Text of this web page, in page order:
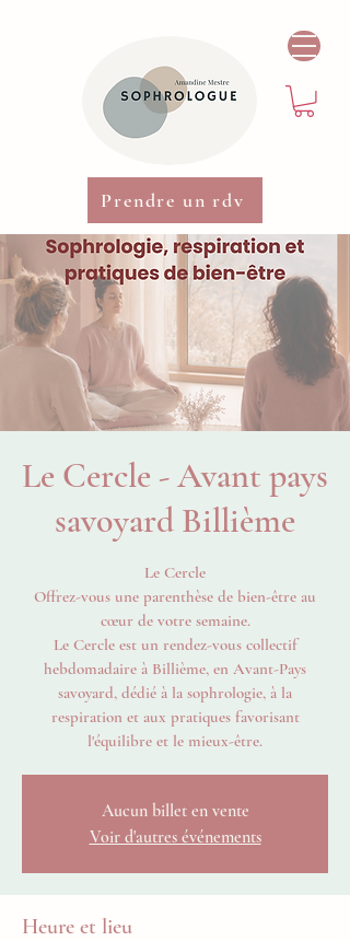
Prendre un rdv
Le Cercle - Avant pays
savoyard Billième
Le Cercle
Offrez-vous une parenthèse de bien-être au
cœur de votre semaine.
Le Cercle est un rendez-vous collectif
hebdomadaire à Billième, en Avant-Pays
savoyard, dédié à la sophrologie, à la
respiration et aux pratiques favorisant
l'équilibre et le mieux-être.
Aucun billet en vente
Voir d'autres événements
Heure et lieu